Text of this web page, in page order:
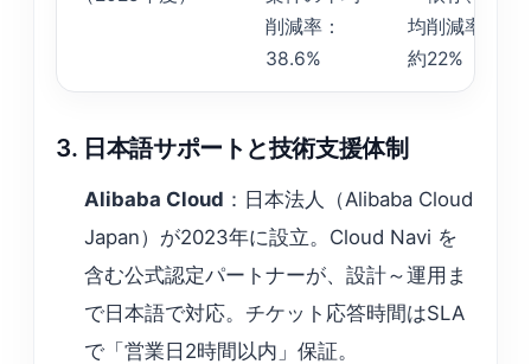
削減率：
38.6%
均削減率：
約22%
3. 日本語サポートと技術支援体制
Alibaba Cloud ：日本法人（Alibaba Cloud
Japan）が2023年に設立。Cloud Navi を
含む公式認定パートナーが、設計～運用ま
で日本語で対応。チケット応答時間はSLA
で「営業日2時間以内」保証。